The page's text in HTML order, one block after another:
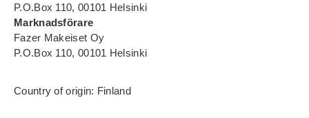
P.O.Box 110, 00101 Helsinki
Marknadsförare
Fazer Makeiset Oy
P.O.Box 110, 00101 Helsinki
Country of origin: Finland